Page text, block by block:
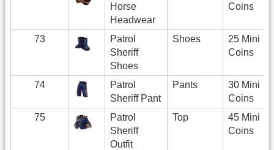
Horse
Headwear
Coins
73
Patrol
Sheriff
Shoes
Shoes
25 Mini
Coins
74
Patrol
Sheriff Pant
Pants
30 Mini
Coins
75
Patrol
Sheriff
Outfit
Top
45 Mini
Coins